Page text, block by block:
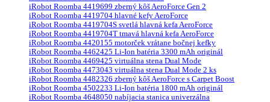
iRobot Roomba 4419699 zberný kôš AeroForce Gen 2
iRobot Roomba 4419704 hlavné kefy AeroForce
iRobot Roomba 4419704S svetlá hlavná kefa AeroForce
iRobot Roomba 4419704T tmavá hlavná kefa AeroForce
iRobot Roomba 4420155 motorček vrátane bočnej kefky
iRobot Roomba 4462425 Li-Ion batéria 3300 mAh originál
iRobot Roomba 4469425 virtuálna stena Dual Mode
iRobot Roomba 4473043 virtuálna stena Dual Mode 2 ks
iRobot Roomba 4482326 zberný kôš AeroForce s Carpet Boost
iRobot Roomba 4502233 Li-Ion batéria 1800 mAh originál
iRobot Roomba 4648050 nabíjacia stanica univerzálna